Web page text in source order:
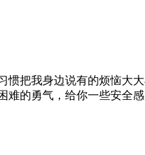
把我身边说有的烦恼
的勇气，给你一些安全